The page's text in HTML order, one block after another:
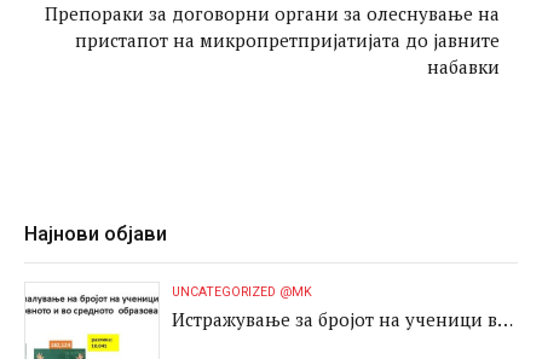
Препораки за договорни органи за олеснување на
пристапот на микропретпријатијата до јавните
набавки
Најнови објави
UNCATEGORIZED @MK
Истражување за бројот на ученици во